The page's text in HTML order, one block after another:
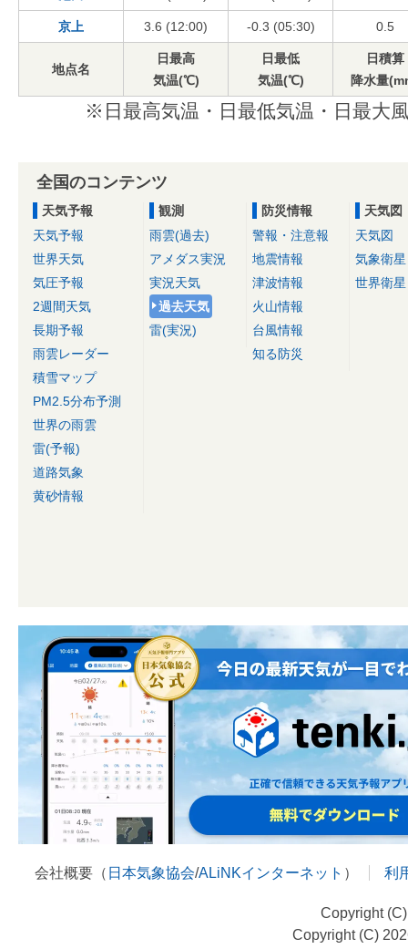
京上 3.6 (12:00) -0.3 (05:30) 0.5
地点名
日最高
気温(℃)
日最低
気温(℃)
日積算
降水量
※日最高気温・日最低気温・日最大
全国のコンテンツ
天気予報
天気予報
世界天気
気圧予報
2週間天気
長期予報
雨雲レーダー
積雪マップ
PM2.5分布予測
世界の雨雲
雷(予報)
道路気象
黄砂情報
観測
雨雲(過去)
アメダス実況
実況天気
過去天気
雷(実況)
防災情報
警報・注意報
地震情報
津波情報
火山情報
台風情報
知る防災
天気図
天気図
気象衛星
世界衛星
会社概要（ 日本気象協会/ALiNKインターネット ） 利
Copyright
Copyright (C)